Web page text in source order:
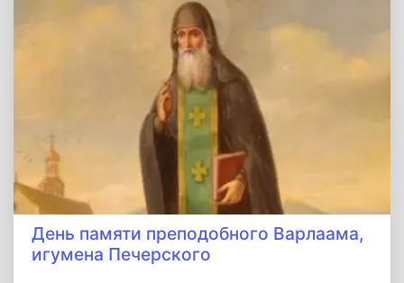
и художников, которые кропотливо работают
над качественной графикой картины. Таким
профессионалам и посвящен сегодняшний
День памяти преподобного Варлаама,
игумена Печерского